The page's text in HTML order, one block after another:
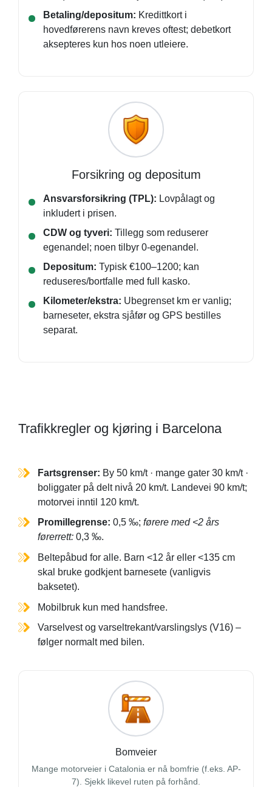
Betaling/depositum: Kredittkort i
hovedførerens navn kreves oftest; debetkort
aksepteres kun hos noen utleiere.
Forsikring og depositum
Ansvarsforsikring (TPL): Lovpålagt og
inkludert i prisen.
CDW og tyveri: Tillegg som reduserer
egenandel; noen tilbyr 0-egenandel.
Depositum: Typisk €100–1200; kan
reduseres/bortfalle med full kasko.
Kilometer/ekstra: Ubegrenset km er vanlig;
barneseter, ekstra sjåfør og GPS bestilles
separat.
Trafikkregler og kjøring i Barcelona
Fartsgrenser: By 50 km/t · mange gater 30 km/t ·
boliggater på delt nivå 20 km/t. Landevei 90 km/t;
motorvei inntil 120 km/t.
Promillegrense: 0,5 ‰; førere med <2 års
førerrett: 0,3 ‰.
Beltepåbud for alle. Barn <12 år eller <135 cm
skal bruke godkjent barnesete (vanligvis
baksetet).
Mobilbruk kun med handsfree.
Varselvest og varseltrekant/varslingslys (V16) –
følger normalt med bilen.
Bomveier
Mange motorveier i Catalonia er nå bomfrie (f.eks. AP-
7). Sjekk likevel ruten på forhånd.